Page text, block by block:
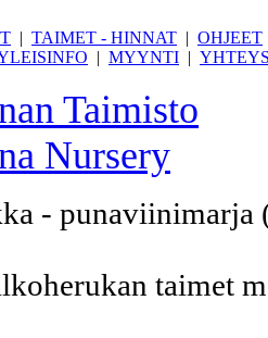
| TAIMET - HINNAT | OHJEET
| MYYNTI |
Taimisto
Nursery
-
taimet